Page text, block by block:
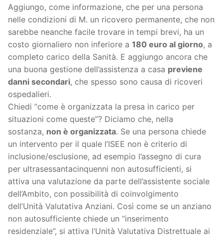
Aggiungo, come informazione, che per una persona
nelle condizioni di M. un ricovero permanente, che non
sarebbe neanche facile trovare in tempi brevi, ha un
costo giornaliero non inferiore a 180 euro al giorno, a
completo carico della Sanità. E aggiungo ancora che
una buona gestione dell’assistenza a casa previene
danni secondari, che spesso sono causa di ricoveri
ospedalieri.
Chiedi “come è organizzata la presa in carico per
situazioni come queste”? Diciamo che, nella
sostanza, non è organizzata. Se una persona chiede
un intervento per il quale l’ISEE non è criterio di
inclusione/esclusione, ad esempio l’assegno di cura
per ultrasessantacinquenni non autosufficienti, si
attiva una valutazione da parte dell’assistente sociale
dell’Ambito, con possibilità di coinvolgimento
dell’Unità Valutativa Anziani. Così come se un anziano
non autosufficiente chiede un “inserimento
residenziale”, si attiva l’Unità Valutativa Distrettuale ai